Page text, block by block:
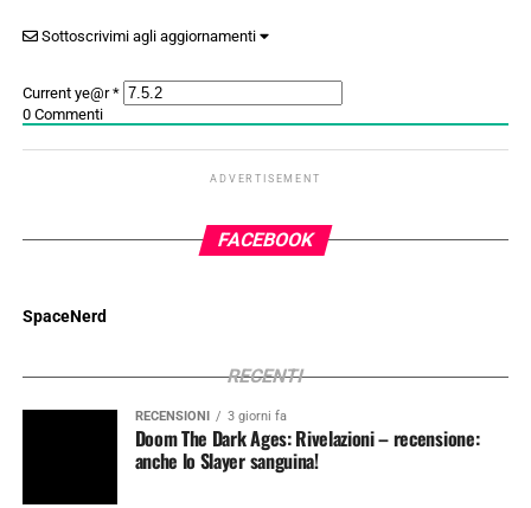
Sottoscrivimi agli aggiornamenti
Current ye@r*
0Commenti
ADVERTISEMENT
FACEBOOK
SpaceNerd
RECENTI
RECENSIONI 3 giorni fa
Doom The Dark Ages: Rivelazioni – recensione:
anche lo Slayer sanguina!